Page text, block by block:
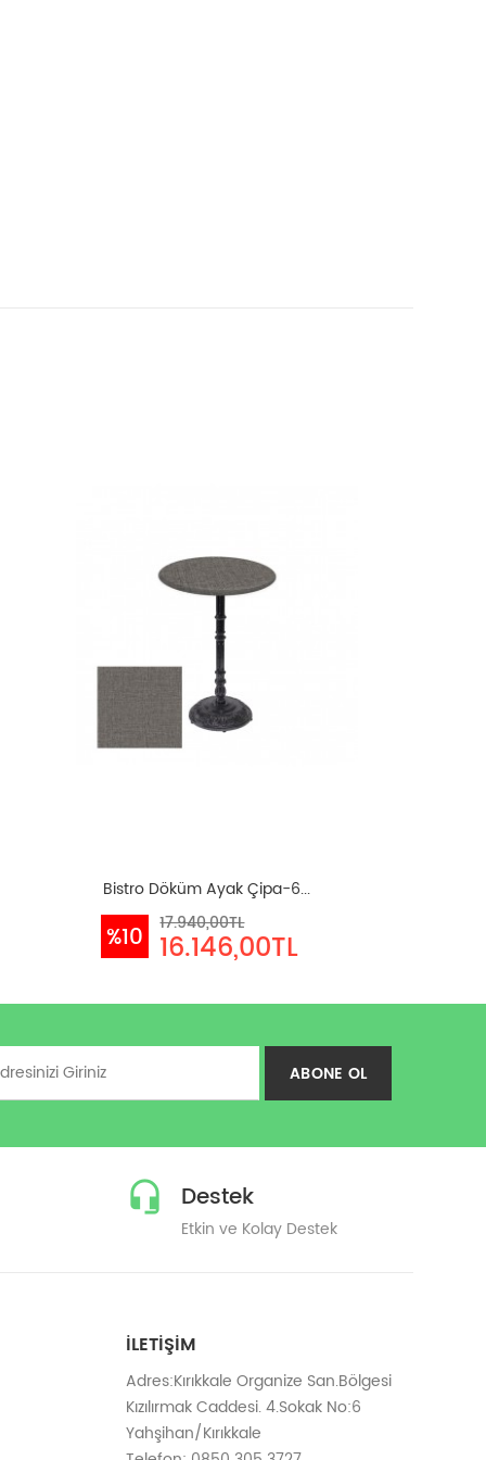
Bistro Döküm Ayak Çipa-6...
%10 17.940,00TL
16.146,00TL
ABONE OL
Destek
Etkin ve Kolay Destek
İLETIŞIM
Adres:Kırıkkale Organize San.Bölgesi
Kızılırmak Caddesi. 4.Sokak No:6
Yahşihan/Kırıkkale